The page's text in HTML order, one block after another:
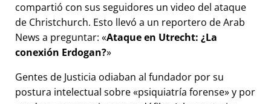
compartió con sus seguidores un video del ataque
de Christchurch. Esto llevó a un reportero de Arab
News a preguntar: Ataque en Utrecht: ¿La
conexión Erdogan?
Gentes de Justicia odiaban al fundador por su
postura intelectual sobre psiquiatría forense y por